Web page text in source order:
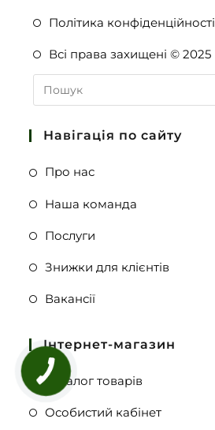
Політика конфіденційності
Всі права захищені © 2025
Навігація по сайту
Про нас
Наша команда
Послуги
Знижки для клієнтів
Вакансії
Інтернет-магазин
Каталог товарів
Особистий кабінет